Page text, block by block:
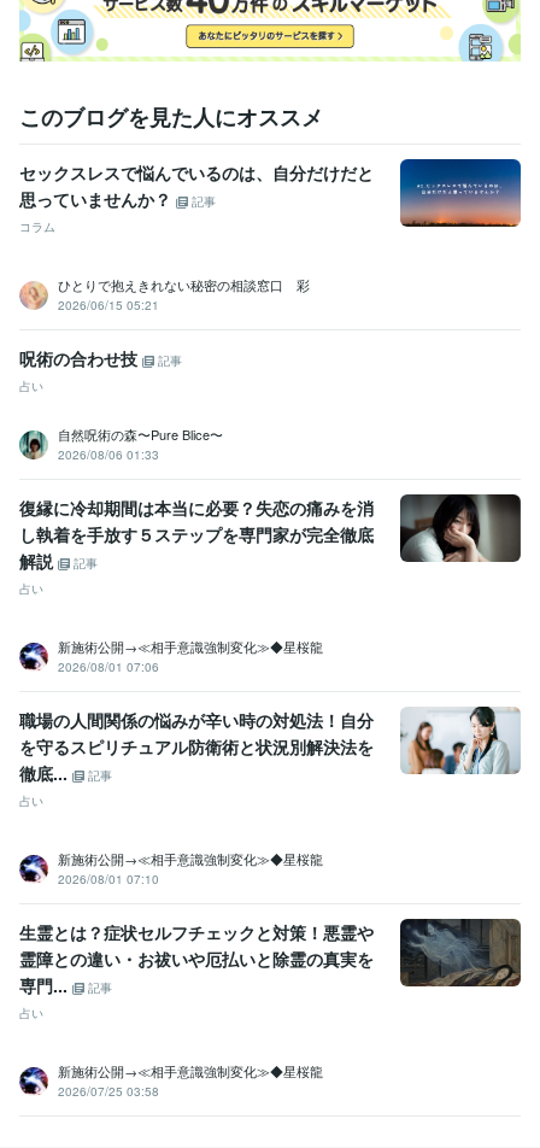
このブログを見た人にオススメ
セックスレスで悩んでいるのは、自分だけだと
思っていませんか？
記事
コラム
ひとりで抱えきれない秘密の相談窓口 彩
2026/06/15 05:21
呪術の合わせ技
記事
占い
自然呪術の森〜Pure Blice〜
2026/08/06 01:33
復縁に冷却期間は本当に必要？失恋の痛みを消
し執着を手放す５ステップを専門家が完全徹底
解説
記事
占い
新施術公開→≪相手意識強制変化≫◆星桜龍
2026/08/01 07:06
職場の人間関係の悩みが辛い時の対処法！自分
を守るスピリチュアル防衛術と状況別解決法を
徹底...
記事
占い
新施術公開→≪相手意識強制変化≫◆星桜龍
2026/08/01 07:10
生霊とは？症状セルフチェックと対策！悪霊や
霊障との違い・お祓いや厄払いと除霊の真実を
専門...
記事
占い
新施術公開→≪相手意識強制変化≫◆星桜龍
2026/07/25 03:58